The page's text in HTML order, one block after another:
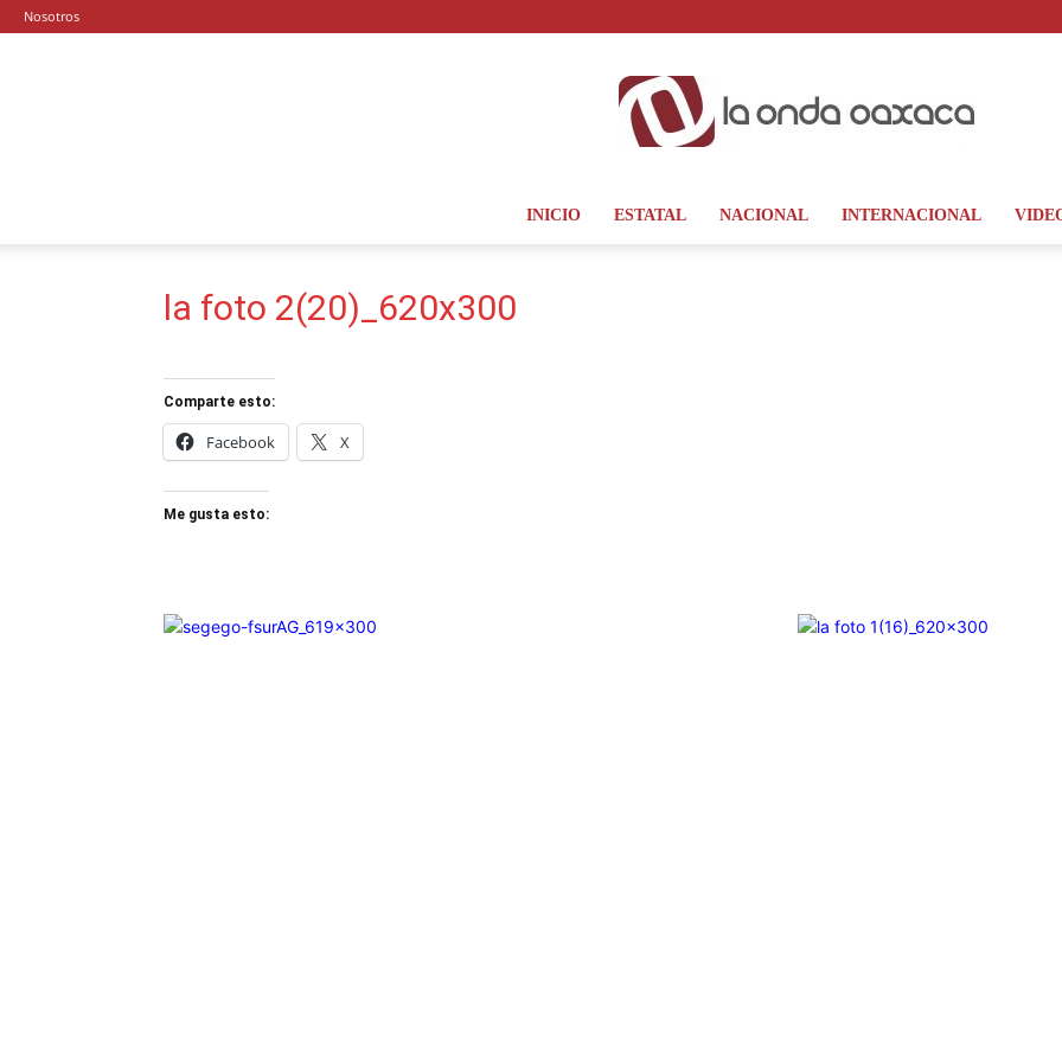
Nosotros
La
INICIO ESTATAL NACIONAL INTERNACIONAL
la foto 2(20)_620x300
Comparte esto:
Facebook X
Me gusta esto: